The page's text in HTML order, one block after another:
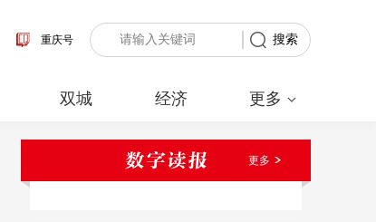
重庆号 搜索
双城 经济 更多
更多